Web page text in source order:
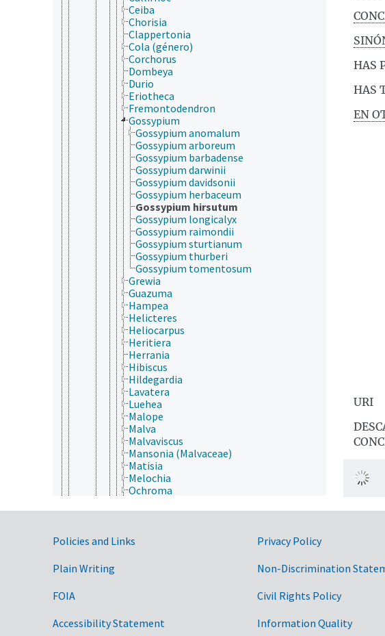
Ceiba
Chorisia
Clappertonia
Cola (género)
Corchorus
Dombeya
Durio
Eriotheca
Fremontodendron
Gossypium
Gossypium anomalum
Gossypium arboreum
Gossypium barbadense
Gossypium darwinii
Gossypium davidsonii
Gossypium herbaceum
Gossypium hirsutum
Gossypium longicalyx
Gossypium raimondii
Gossypium sturtianum
Gossypium thurberi
Gossypium tomentosum
Grewia
Guazuma
Hampea
Helicteres
Heliocarpus
Heritiera
Herrania
Hibiscus
Hildegardia
Lavatera
Luehea
Malope
Malva
Malvaviscus
Mansonia (Malvaceae)
Matisia
Melochia
Ochroma
Pavonia
Pochota
Sphaeralcea
HAS
HAS
EN
URI
Government Links
Policies and Links
Plain Writing
FOIA
Accessibility Statement
Privacy Policy
Non-Discrimination
Civil Rights Policy
Information Quality